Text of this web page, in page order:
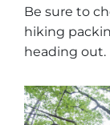
Be sure to
hiking
heading out.